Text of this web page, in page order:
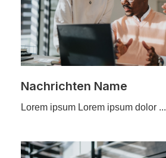
Nachrichten Name
Lorem ipsum Lorem ipsum dolor ...